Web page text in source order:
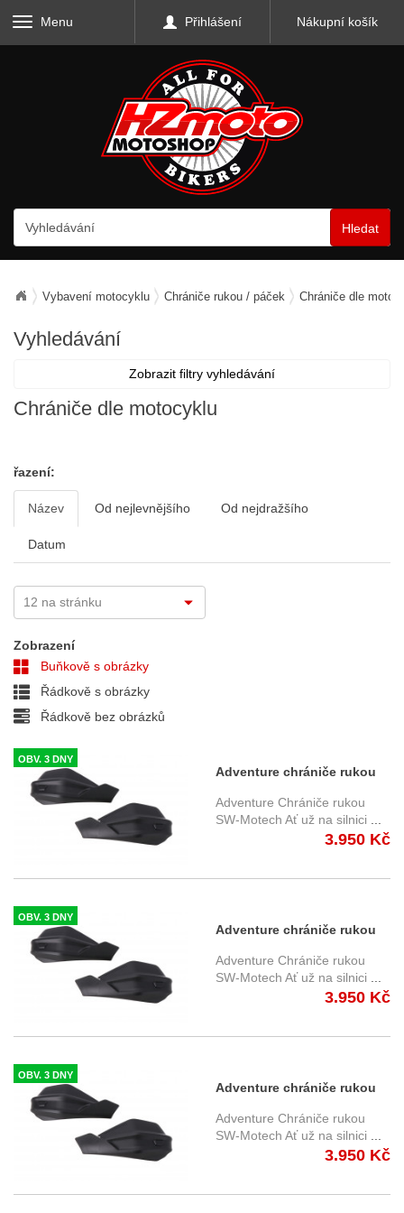
Menu Přihlášení Nákupní košík
Hledat
Vybavení motocyklu Chrániče rukou / páček Chrániče dle
Vyhledávání
Zobrazit filtry vyhledávání
Chrániče dle motocyklu
řazení:
Název Od nejlevnějšího Od nejdražšího
Datum
Zobrazení
Buňkově s obrázky
Řádkově s obrázky
Řádkově bez obrázků
OBV. 3 DNY
Adventure chrániče rukou
Honda CRF 1000L/ADV, CRF
1100L /ADV (16-)
HDG.00.220.31701/B
Adventure Chrániče rukou
SW-Motech Ať už na silnici
3.950 Kč
OBV. 3 DNY
Adventure chrániče rukou
Honda NX 700/750 X/S (11-
24) HDG.00.220.30101/B
Adventure Chrániče rukou
SW-Motech Ať už na silnici
3.950 Kč
OBV. 3 DNY
Adventure chrániče rukou
Honda X-ADV 750 (16-20)
HDG.00.220.31701/B
Adventure Chrániče rukou
SW-Motech Ať už na silnici
3.950 Kč